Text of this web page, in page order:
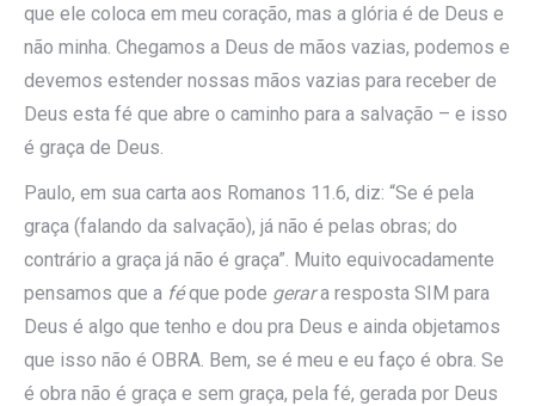
que ele coloca em meu coração, mas a glória é de Deus e
não minha. Chegamos a Deus de mãos vazias, podemos e
devemos estender nossas mãos vazias para receber de
Deus esta fé que abre o caminho para a salvação – e isso
é graça de Deus.
Paulo, em sua carta aos Romanos 11.6, diz: “Se é pela
graça (falando da salvação), já não é pelas obras; do
contrário a graça já não é graça”. Muito equivocadamente
pensamos que a féque pode gerara resposta SIM para
Deus é algo que tenho e dou pra Deus e ainda objetamos
que isso não é OBRA. Bem, se é meu e eu faço é obra. Se
é obra não é graça e sem graça, pela fé, gerada por Deus